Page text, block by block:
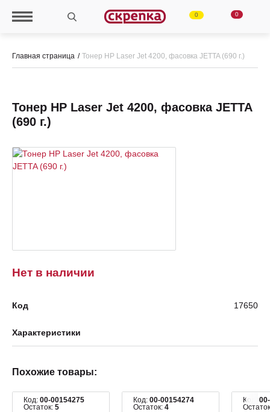
0 0
Главная страница Тонер HP Laser Jet 4200, фасовка JETTA (690 г.)
Нет в наличии
Тонер HP Laser Jet 4200, фасовка JETTA
(690 г.)
Код 17650
Характеристики
Похожие товары:
Код: 00-00154275
Остаток: 5
Код: 00-00154274
Остаток: 4
Код: